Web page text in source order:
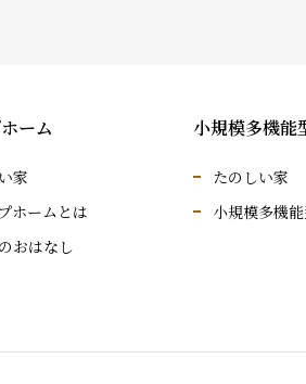
ーム
家
ホームとは
おはなし
小規模多機能
たのしい家
小規模多機